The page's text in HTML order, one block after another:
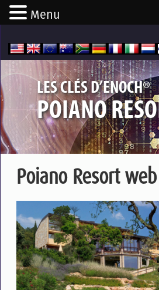
LES CLÉS D’ENOCH®
POIANO
Poiano Resort web
Menu